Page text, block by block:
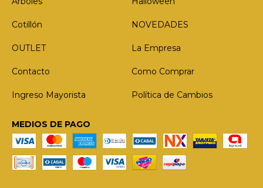
Cotillón NOVEDADES
OUTLET La Empresa
Contacto Como Comprar
Ingreso Mayorista Política de Cambios
MEDIOS DE PAGO